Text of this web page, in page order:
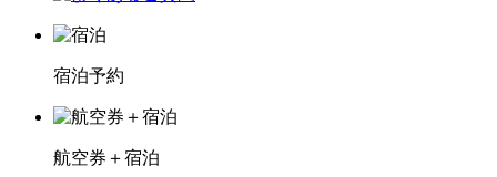
宿泊予約
航空券＋宿泊